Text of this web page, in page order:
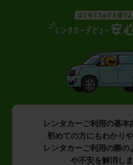
レンタカーご利用の基本
初めての方にもわかりや
レンタカーご利用の際の
や不安を解消しま